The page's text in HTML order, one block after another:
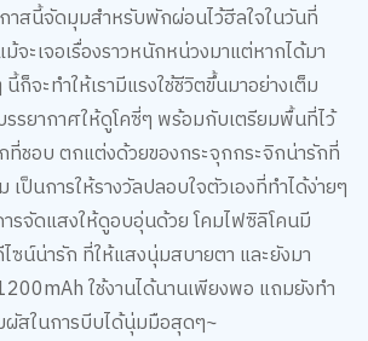
าสนี้จัดมุมสำหรับพักผ่อนไว้ฮีลใจในวันที่
จะเจอเรื่องราวหนักหน่วงมาแต่หากได้มา
ก็จะทำให้เรามีแรงใช้ชีวิตขึ้นมาอย่างเต็ม
รรยากาศให้ดูโคซี่ๆ พร้อมกับเตรียมพื้นที่ไว้
กที่ชอบ ตกแต่งด้วยของกระจุกกระจิกน่ารักที่
เป็นการให้รางวัลปลอบใจตัวเองที่ทำได้ง่ายๆ
ารจัดแสงให้ดูอบอุ่นด้วย โคมไฟซิลิโคนมี
ซน์น่ารัก ที่ให้แสงนุ่มสบายตา และยังมา
ใช้งานได้นานเพียงพอ แถมยังทำ
ผัสในการบีบได้นุ่มมือสุดๆ~